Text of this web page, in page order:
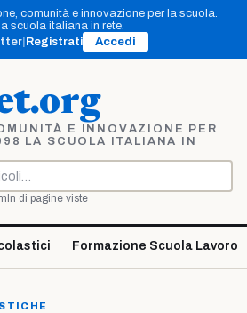
comunità e innovazione per la scuola.
scuola italiana in rete.
Registrati Accedi
E INNOVAZIONE PER
LA SCUOLA ITALIANA IN
di pagine viste
Formazione Scuola Lavoro